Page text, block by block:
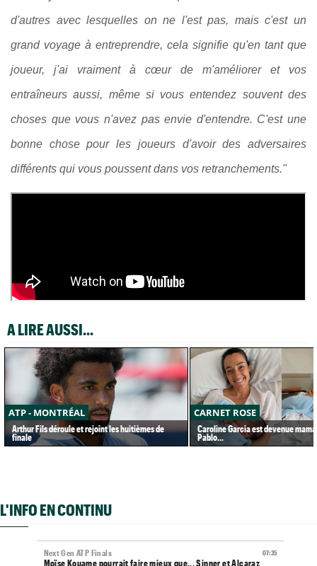
d'autres avec lesquelles on ne l'est pas, mais c'est un
grand voyage à entreprendre, cela signifie qu'en tant que
joueur, j'ai vraiment à cœur de m'améliorer et vos
entraîneurs aussi, même si vous entendez souvent des
choses que vous n'avez pas envie d'entendre. C'est une
bonne chose pour les joueurs d'avoir des adversaires
différents qui vous poussent dans vos retranchements."
A LIRE AUSSI...
ATP - MONTRÉAL
Arthur Fils déroule et rejoint les huitièmes de
finale
CARNET ROSE
Caroline Garcia est devenue
Pablo...
L'INFO EN CONTINU
07:35
Next Gen ATP Finals
Moïse Kouame pourrait faire mieux que... Sinner et Alcaraz